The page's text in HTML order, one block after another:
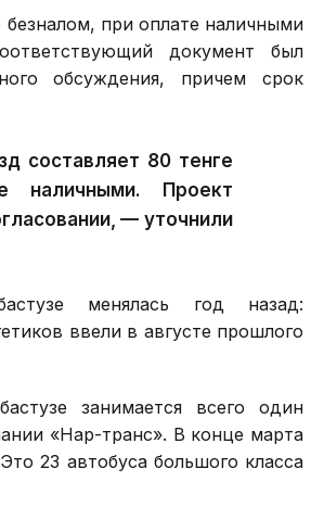
при оплате наличными
документ был
обсуждения, причем срок
составляет 80 тенге
наличными. Проект
— уточнили
менялась год назад:
ввели в августе прошлого
занимается всего один
«Нар-транс». В конце марта
23 автобуса большого класса